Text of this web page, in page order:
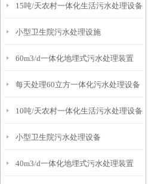
15吨/天农村一体化生活污水处理设备
小型卫生院污水处理设施
60m3/d一体化地埋式污水处理装置
每天处理60立方一体化污水处理设备
10吨/天农村一体化生活污水处理设备
小型卫生院污水处理设备
40m3/d一体化地埋式污水处理装置